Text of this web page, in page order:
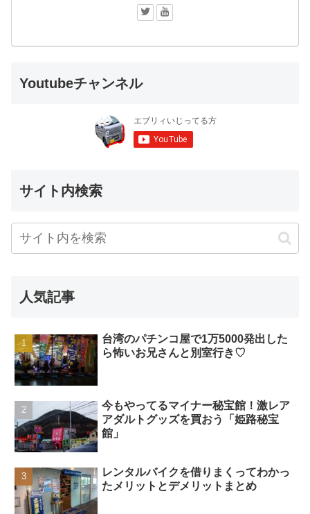
Youtubeチャンネル
サイト内検索
人気記事
台湾のパチンコ屋で1万5000発出した
ら怖いお兄さんと別室行き♡
今もやってるマイナー秘宝館！激レア
アダルトグッズを買おう「姫路秘宝
館」
レンタルバイクを借りまくってわかっ
たメリットとデメリットまとめ